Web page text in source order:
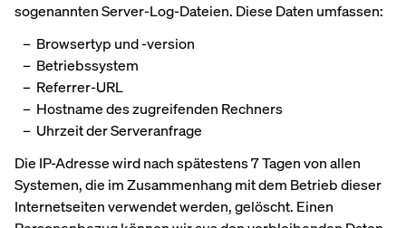
sogenannten Server-Log-Dateien. Diese Daten umfassen:
Browsertyp und -version
Betriebssystem
Referrer-URL
Hostname des zugreifenden Rechners
Uhrzeit der Serveranfrage
Die IP-Adresse wird nach spätestens 7 Tagen von allen
Systemen, die im Zusammenhang mit dem Betrieb dieser
Internetseiten verwendet werden, gelöscht. Einen